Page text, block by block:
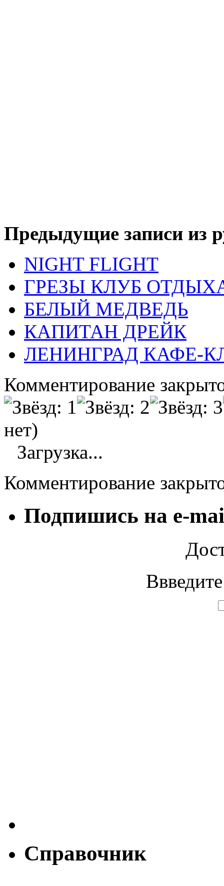
Предыдущие записи из
NIGHT FLIGHT
ГРЕЗЫ КЛУБ
БЕЛЫЙ МЕДВЕДЬ
КАПИТАН ДРЕЙК
ЛЕНИНГРАД КАФЕ-
Комментирование
нет)
Загрузка...
Комментирование
Подпишись на e-
Справочник